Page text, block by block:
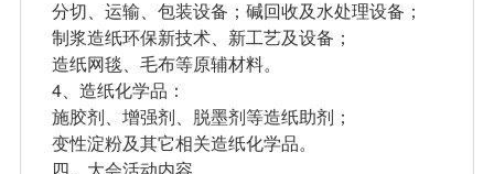
分切、运输、包装设备；碱回收及水处理设备；
制浆造纸环保新技术、新工艺及设备；
造纸网毯、毛布等原辅材料。
4、造纸化学品：
施胶剂、增强剂、脱墨剂等造纸助剂；
变性淀粉及其它相关造纸化学品。